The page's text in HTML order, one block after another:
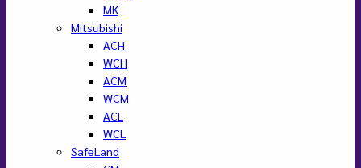
MK
Mitsubishi
ACH
WCH
ACM
WCM
ACL
WCL
SafeLand